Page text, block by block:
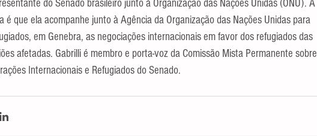
do Senado brasileiro junto à Organização das Nações Unidas (ONU). A
é que ela acompanhe junto à Agência da Organização das Nações Unidas para
em Genebra, as negociações internacionais em favor dos refugiados das
afetadas. Gabrilli é membro e porta-voz da Comissão Mista Permanente sobre
Internacionais e Refugiados do Senado.